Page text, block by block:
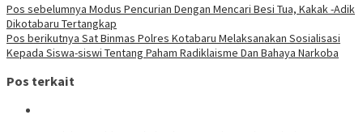
Navigasi
pos
Pos sebelumnya Modus Pencurian Dengan Mencari Besi Tua, Kakak -Adik
Dikotabaru Tertangkap
Pos berikutnya Sat Binmas Polres Kotabaru Melaksanakan Sosialisasi
Kepada Siswa-siswi Tentang Paham Radiklaisme Dan Bahaya Narkoba
Pos terkait